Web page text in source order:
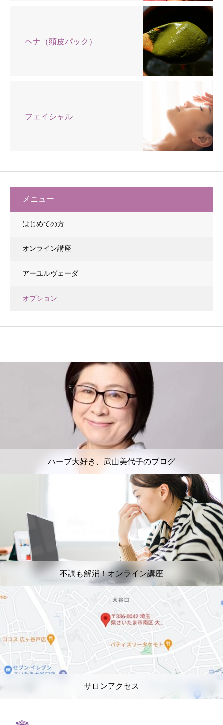
ヘナ（頭皮パック）
フェイシャル
メニュー
はじめての方
オンライン講座
アーユルヴェーダ
オプション
ハーブ大好き、武山美代子のブログ
不調も解消！オンライン講座
サロンアクセス